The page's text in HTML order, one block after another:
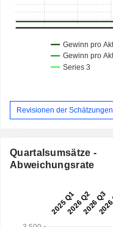
Revisionen der Schätzungen
Quartalsumsätze -
Abweichungsrate